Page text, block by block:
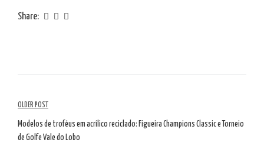
Share:
Navegação
de
OLDER POST
Modelos de troféus em acrílico reciclado: Figueira Champions Classic e Torneio
de Golfe Vale do Lobo